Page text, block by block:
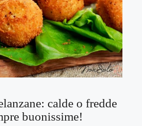
calde o fredde
buonissime!